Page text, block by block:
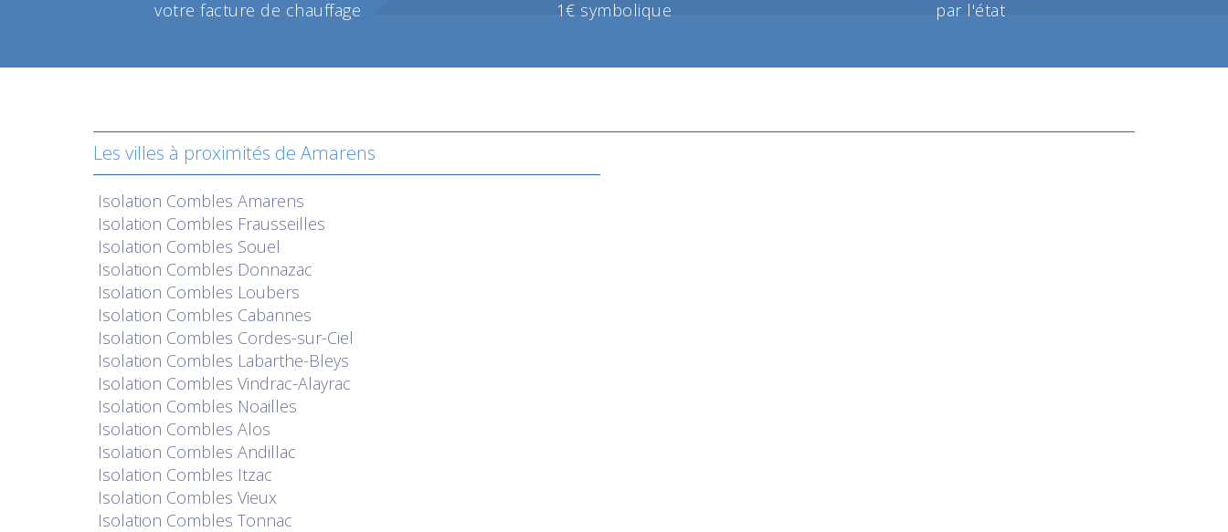
votre facture de chauffage
1€ symbolique
par l'état
Les villes à proximités de Amarens
Isolation Combles Amarens
Isolation Combles Frausseilles
Isolation Combles Souel
Isolation Combles Donnazac
Isolation Combles Loubers
Isolation Combles Cabannes
Isolation Combles Cordes-sur-Ciel
Isolation Combles Labarthe-Bleys
Isolation Combles Vindrac-Alayrac
Isolation Combles Noailles
Isolation Combles Alos
Isolation Combles Andillac
Isolation Combles Itzac
Isolation Combles Vieux
Isolation Combles Tonnac